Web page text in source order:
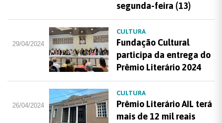
segunda-feira (13)
29/04/2024
CULTURA
Fundação Cultural
participa da entrega do
Prêmio Literário 2024
26/04/2024
CULTURA
Prêmio Literário AIL terá
mais de 12 mil reais